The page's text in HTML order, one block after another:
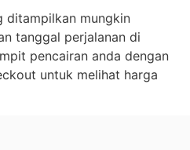
ditampilkan mungkin
tanggal perjalanan di
pencairan anda dengan
untuk melihat harga